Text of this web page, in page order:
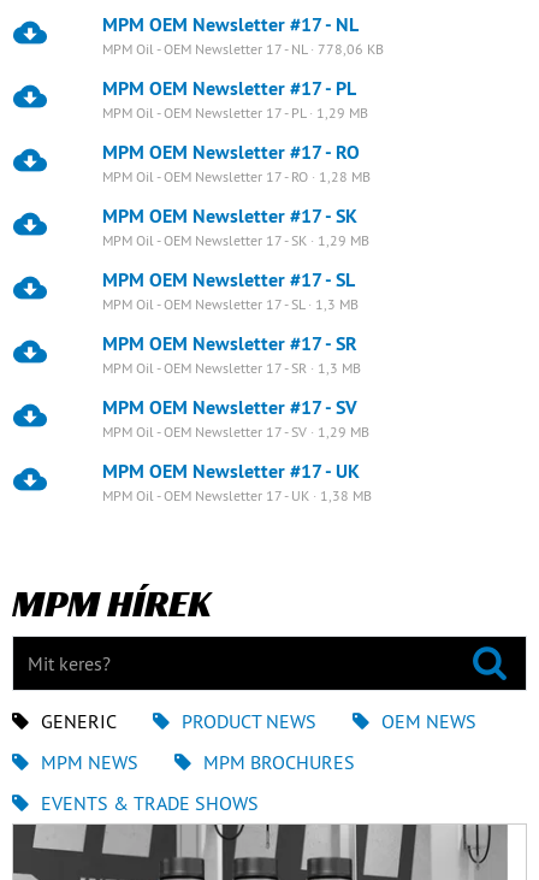
MPM OEM Newsletter #17 - NL
MPM Oil - OEM Newsletter 17 - NL · 778,06 KB
MPM OEM Newsletter #17 - PL
MPM Oil - OEM Newsletter 17 - PL · 1,29 MB
MPM OEM Newsletter #17 - RO
MPM Oil - OEM Newsletter 17 - RO · 1,28 MB
MPM OEM Newsletter #17 - SK
MPM Oil - OEM Newsletter 17 - SK · 1,29 MB
MPM OEM Newsletter #17 - SL
MPM Oil - OEM Newsletter 17 - SL · 1,3 MB
MPM OEM Newsletter #17 - SR
MPM Oil - OEM Newsletter 17 - SR · 1,3 MB
MPM OEM Newsletter #17 - SV
MPM Oil - OEM Newsletter 17 - SV · 1,29 MB
MPM OEM Newsletter #17 - UK
MPM Oil - OEM Newsletter 17 - UK · 1,38 MB
MPM HÍREK
GENERIC PRODUCT NEWS
OEM NEWS
MPM NEWS
MPM BROCHURES
EVENTS & TRADE SHOWS